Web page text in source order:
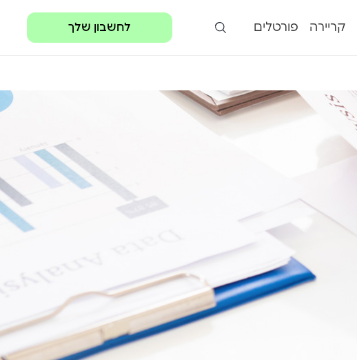
קריירה פורטלים לחשבון שלך